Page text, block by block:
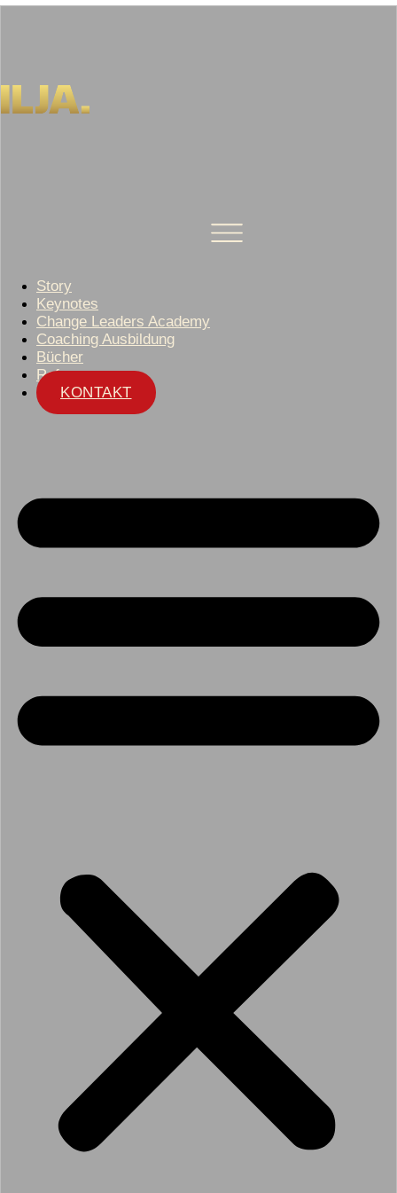
Story
Keynotes
Change Leaders Academy
Coaching Ausbildung
Bücher
Referenzen
KONTAKT